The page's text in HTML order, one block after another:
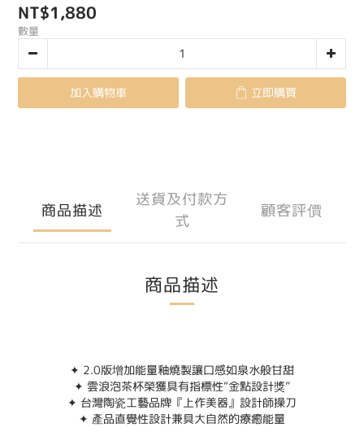
NT$1,880
數量
加入購物車 立即購買
商品描述
送貨及付款方
式
顧客評價
商品描述
✦ 2.0版增加能量釉燒製讓口感如泉水般甘甜
✦ 雲浪泡茶杯榮獲具有指標性“金點設計獎”
✦ 台灣陶瓷工藝品牌『上作美器』設計師操刀
✦ 產品直覺性設計兼具大自然的療癒能量